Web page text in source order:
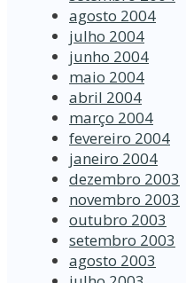
agosto 2004
julho 2004
junho 2004
maio 2004
abril 2004
março 2004
fevereiro 2004
janeiro 2004
dezembro 2003
novembro 2003
outubro 2003
setembro 2003
agosto 2003